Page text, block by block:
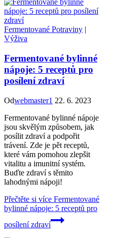
Fermentované Potraviny |
Výživa
Fermentované bylinné
nápoje: 5 receptů pro
posílení zdraví
Odwebmaster1 22. 6. 2023
Fermentované bylinné nápoje
jsou skvělým způsobem, jak
posílit zdraví a podpořit
trávení. Zde je pět receptů,
které vám pomohou zlepšit
vitalitu a imunitní systém.
Buďte zdraví s těmito
lahodnými nápoji!
Přečtěte si více Fermentované
bylinné nápoje: 5 receptů pro
posílení zdraví